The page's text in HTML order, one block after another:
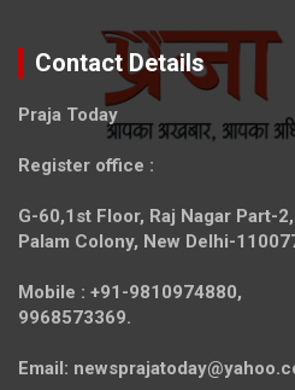
Contact Details
Praja Today
Register office :
G-60,1st Floor, Raj Nagar Part-2,
Palam Colony, New Delhi-
Mobile : +91-9810974880,
9968573369.
Email: